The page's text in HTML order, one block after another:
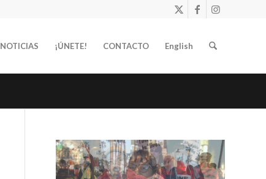
NOTICIAS ¡ÚNETE! CONTACTO English